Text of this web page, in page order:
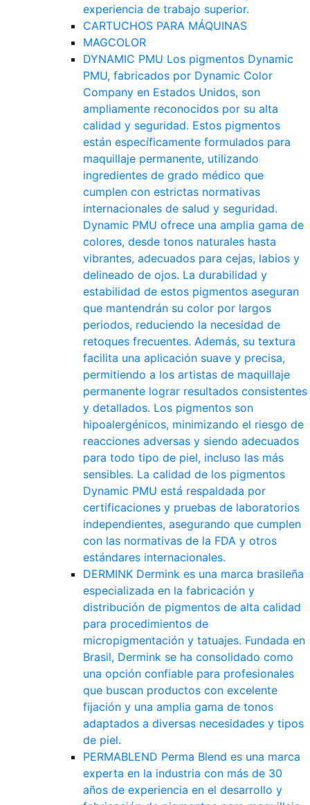
experiencia de trabajo superior.
CARTUCHOS PARA MÁQUINAS
MAGCOLOR
DYNAMIC PMU Los pigmentos Dynamic
PMU, fabricados por Dynamic Color
Company en Estados Unidos, son
ampliamente reconocidos por su alta
calidad y seguridad. Estos pigmentos
están específicamente formulados para
maquillaje permanente, utilizando
ingredientes de grado médico que
cumplen con estrictas normativas
internacionales de salud y seguridad.
Dynamic PMU ofrece una amplia gama de
colores, desde tonos naturales hasta
vibrantes, adecuados para cejas, labios y
delineado de ojos. La durabilidad y
estabilidad de estos pigmentos aseguran
que mantendrán su color por largos
periodos, reduciendo la necesidad de
retoques frecuentes. Además, su textura
facilita una aplicación suave y precisa,
permitiendo a los artistas de maquillaje
permanente lograr resultados consistentes
y detallados. Los pigmentos son
hipoalergénicos, minimizando el riesgo de
reacciones adversas y siendo adecuados
para todo tipo de piel, incluso las más
sensibles. La calidad de los pigmentos
Dynamic PMU está respaldada por
certificaciones y pruebas de laboratorios
independientes, asegurando que cumplen
con las normativas de la FDA y otros
estándares internacionales.
DERMINK Dermink es una marca brasileña
especializada en la fabricación y
distribución de pigmentos de alta calidad
para procedimientos de
micropigmentación y tatuajes. Fundada en
Brasil, Dermink se ha consolidado como
una opción confiable para profesionales
que buscan productos con excelente
fijación y una amplia gama de tonos
adaptados a diversas necesidades y tipos
de piel.
PERMABLEND Perma Blend es una marca
experta en la industria con más de 30
años de experiencia en el desarrollo y